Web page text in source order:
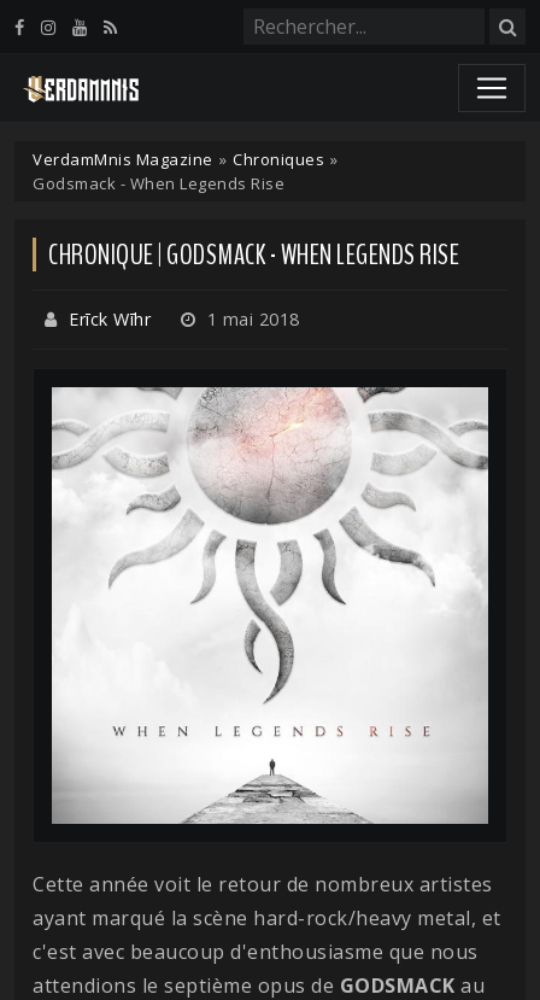
VerdamMnis Magazine » Chroniques »
Godsmack - When Legends Rise
CHRONIQUE | GODSMACK - WHEN LEGENDS RISE
Erīck Wīhr 1 mai 2018
Cette année voit le retour de nombreux artistes
ayant marqué la scène hard-rock/heavy metal, et
c'est avec beaucoup d'enthousiasme que nous
attendions le septième opus de GODSMACK au
Panneau de gestion des cookies